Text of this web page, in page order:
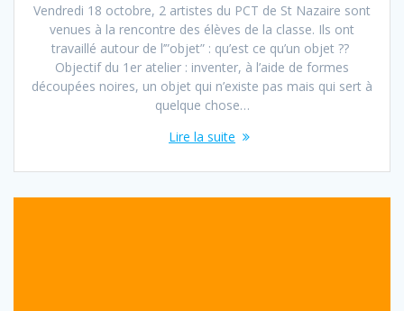
Vendredi 18 octobre, 2 artistes du PCT de St Nazaire sont
venues à la rencontre des élèves de la classe. Ils ont
travaillé autour de l’”objet” : qu’est ce qu’un objet ??
Objectif du 1er atelier : inventer, à l’aide de formes
découpées noires, un objet qui n’existe pas mais qui sert à
quelque chose…
Lire la suite